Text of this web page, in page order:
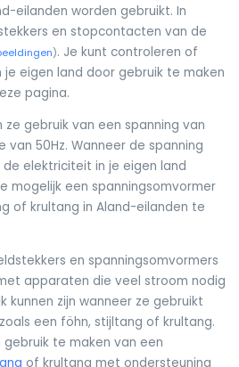
eilanden worden gebruikt. In
en stopcontacten van de
). Je kunt controleren of
eigen land door gebruik te maken
pagina.
gebruik van een spanning van
50Hz. Wanneer de spanning
elektriciteit in je eigen land
mogelijk een spanningsomvormer
of krultang in Aland-eilanden te
en spanningsomvormers
apparaten die veel stroom nodig
kunnen zijn wanneer ze gebruikt
een föhn, stijltang of krultang.
te maken van een
of krultang met ondersteuning